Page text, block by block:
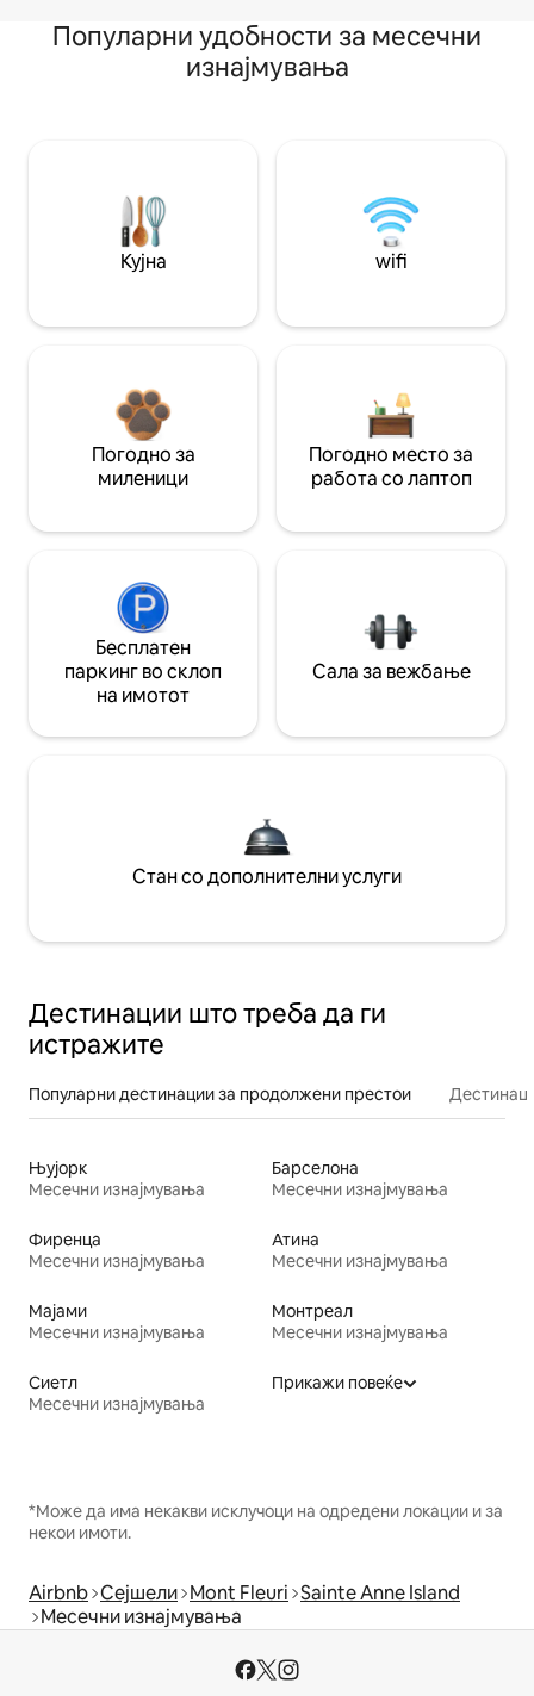
Популарни удобности за месечни
изнајмувања
Кујна wifi
Погодно за
миленици
Погодно место за
работа со лаптоп
Бесплатен
паркинг во склоп
на имотот
Сала за вежбање
Стан со дополнителни услуги
Дестинации што треба да ги
истражите
Популарни дестинации за продолжени престои
Њујорк
Месечни изнајмувања
Барселона
Месечни изнајмувања
Фиренца
Месечни изнајмувања
Атина
Месечни изнајмувања
Мајами
Месечни изнајмувања
Монтреал
Месечни изнајмувања
Сиетл
Месечни изнајмувања
Прикажи повеќе
*Може да има некакви исклучоци на одредени локации и за
некои имоти.
Airbnb Сејшели Mont Fleuri Sainte Anne Island
Месечни изнајмувања